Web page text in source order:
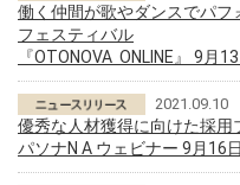
働く仲間が歌やダンスでパフ
フェスティバル
『OTONOVA ONLINE』 9月
2021.09.10
優秀な人材獲得に向けた採用
パソナN A ウェビナー 9月16